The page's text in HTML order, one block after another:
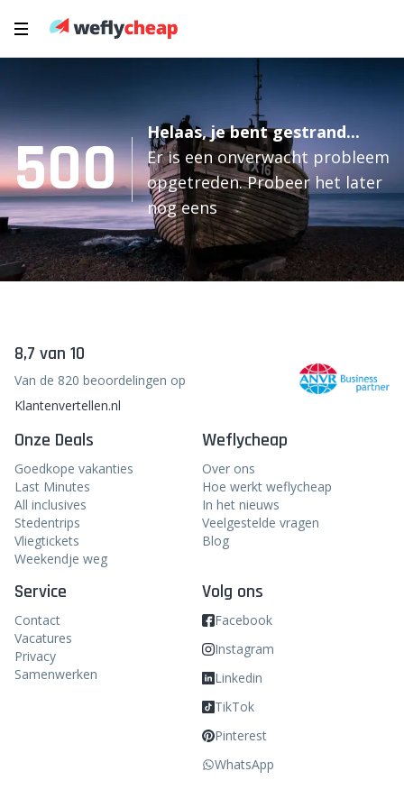
500
Helaas, je bent gestrand...
Er is een onverwacht probleem
opgetreden. Probeer het later
nog eens
8,7 van 10
Van de 820 beoordelingen op
Klantenvertellen.nl
Onze Deals
Goedkope vakanties
Last Minutes
All inclusives
Stedentrips
Vliegtickets
Weekendje weg
Weflycheap
Over ons
Hoe werkt weflycheap
In het nieuws
Veelgestelde vragen
Blog
Service
Contact
Vacatures
Privacy
Samenwerken
Volg ons
Facebook
Instagram
Linkedin
TikTok
Pinterest
WhatsApp